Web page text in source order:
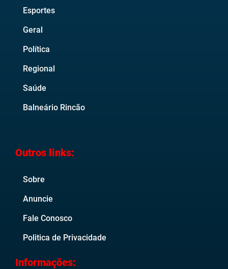
Esportes
Geral
Política
Regional
Saúde
Balneário Rincão
Outros links:
Sobre
Anuncie
Fale Conosco
Politica de Privacidade
Informações: